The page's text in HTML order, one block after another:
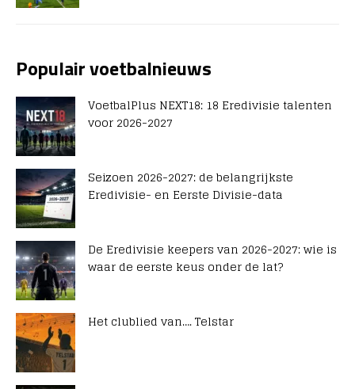
Populair voetbalnieuws
VoetbalPlus NEXT18: 18 Eredivisie talenten
voor 2026-2027
Seizoen 2026-2027: de belangrijkste
Eredivisie- en Eerste Divisie-data
De Eredivisie keepers van 2026-2027: wie is
waar de eerste keus onder de lat?
Het clublied van…. Telstar